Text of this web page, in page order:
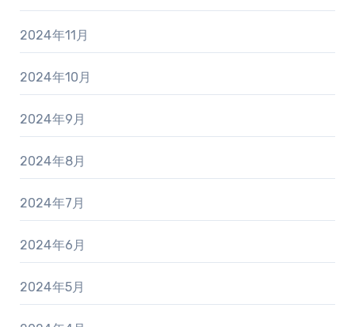
2024年11月
2024年10月
2024年9月
2024年8月
2024年7月
2024年6月
2024年5月